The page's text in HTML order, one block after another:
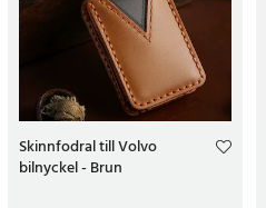
Skinnfodral till Volvo
bilnyckel - Brun